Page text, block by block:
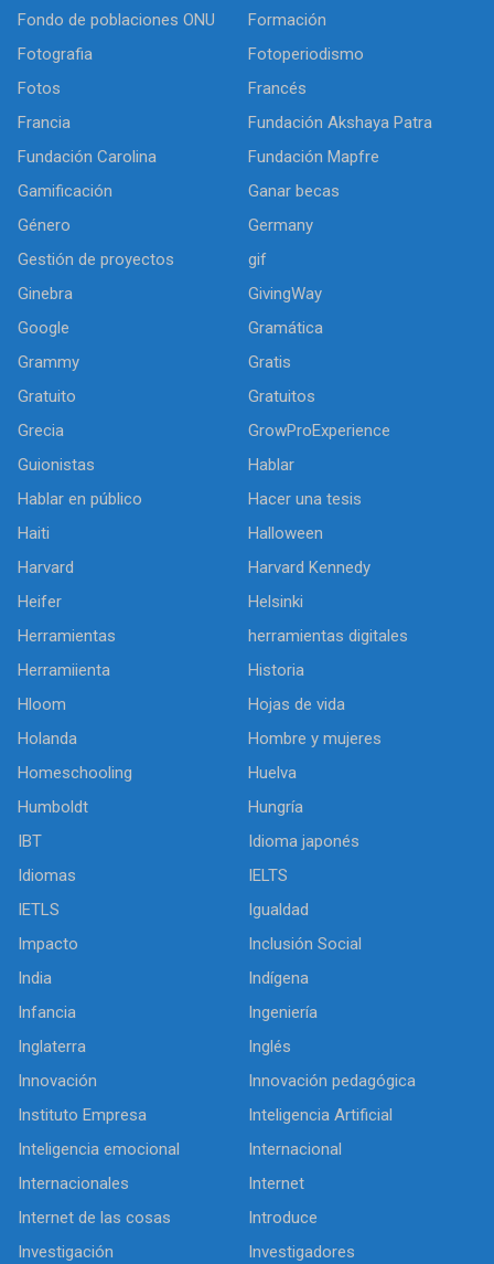
Fondo de poblaciones ONU
Formación
Fotografia
Fotoperiodismo
Fotos
Francés
Francia
Fundación Akshaya Patra
Fundación Carolina
Fundación Mapfre
Gamificación
Ganar becas
Género
Germany
Gestión de proyectos
gif
Ginebra
GivingWay
Google
Gramática
Grammy
Gratis
Gratuito
Gratuitos
Grecia
GrowProExperience
Guionistas
Hablar
Hablar en público
Hacer una tesis
Haiti
Halloween
Harvard
Harvard Kennedy
Heifer
Helsinki
Herramientas
herramientas digitales
Herramiienta
Historia
Hloom
Hojas de vida
Holanda
Hombre y mujeres
Homeschooling
Huelva
Humboldt
Hungría
IBT
Idioma japonés
Idiomas
IELTS
IETLS
Igualdad
Impacto
Inclusión Social
India
Indígena
Infancia
Ingeniería
Inglaterra
Inglés
Innovación
Innovación pedagógica
Instituto Empresa
Inteligencia Artificial
Inteligencia emocional
Internacional
Internacionales
Internet
Internet de las cosas
Introduce
Investigación
Investigadores